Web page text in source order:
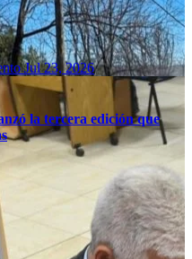
Jul 23, 2026
la tercera edición que